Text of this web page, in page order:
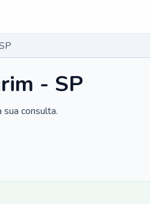
- SP
consulta.